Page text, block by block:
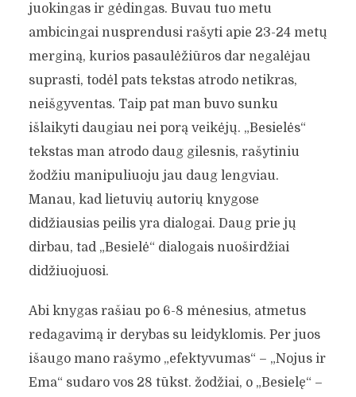
juokingas ir gėdingas. Buvau tuo metu
ambicingai nusprendusi rašyti apie 23-24 metų
merginą, kurios pasaulėžiūros dar negalėjau
suprasti, todėl pats tekstas atrodo netikras,
neišgyventas. Taip pat man buvo sunku
išlaikyti daugiau nei porą veikėjų. „Besielės“
tekstas man atrodo daug gilesnis, rašytiniu
žodžiu manipuliuoju jau daug lengviau.
Manau, kad lietuvių autorių knygose
didžiausias peilis yra dialogai. Daug prie jų
dirbau, tad „Besielė“ dialogais nuoširdžiai
didžiuojuosi.
Abi knygas rašiau po 6-8 mėnesius, atmetus
redagavimą ir derybas su leidyklomis. Per juos
išaugo mano rašymo „efektyvumas“ – „Nojus ir
Ema“ sudaro vos 28 tūkst. žodžiai, o „Besielę“ –